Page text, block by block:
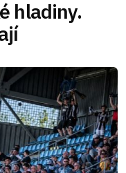
hladiny.